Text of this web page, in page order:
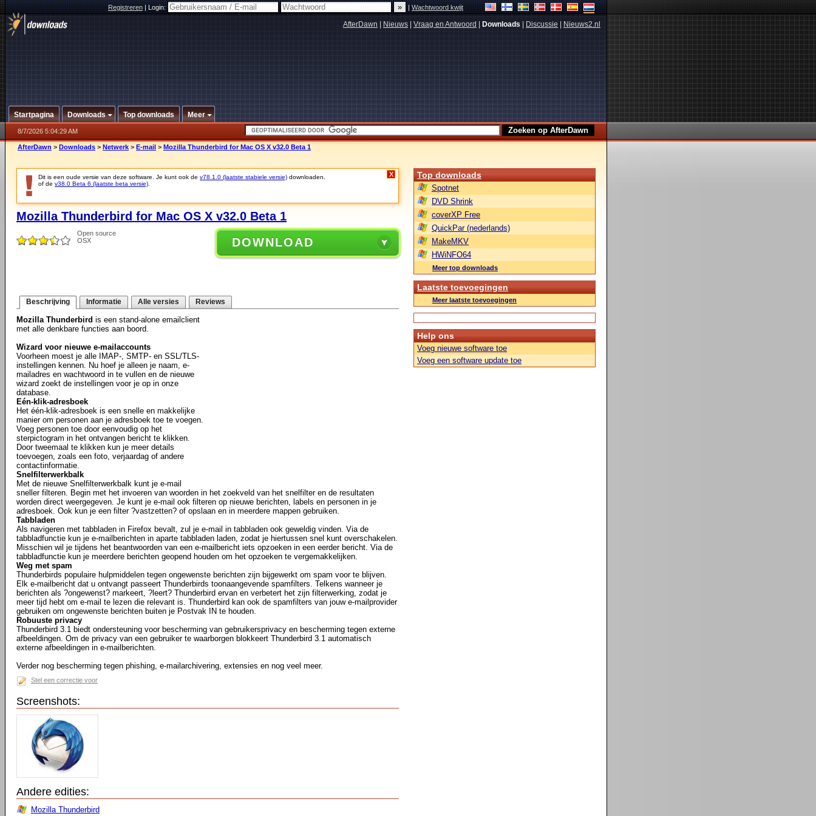
Registreren|Login: |Wachtwoord kwijt
AfterDawn Nieuws Vraag en Antwoord Downloads Discussie Nieuws2.nl
Startpagina Downloads Top downloads Meer
8/7/2026 5:04:29 AM
AfterDawn > Downloads > Netwerk > E-mail > Mozilla Thunderbird for Mac OS X v32.0 Beta 1
Dit is een oude versie van deze software. Je kunt ook de v78.1.0 (laatste stabiele versie) downloaden.
of de v38.0 Beta 6 (laatste beta versie)
X
Mozilla Thunderbird for Mac OS X v32.0 Beta 1
Open source
OSX
DOWNLOAD
Beschrijving Informatie Alle versies Reviews
Mozilla Thunderbird is een stand-alone emailclient
met alle denkbare functies aan boord.
Wizard voor nieuwe e-mailaccounts
Voorheen moest je alle IMAP-, SMTP- en SSL/TLS-
instellingen kennen. Nu hoef je alleen je naam, e-
mailadres en wachtwoord in te vullen en de nieuwe
wizard zoekt de instellingen voor je op in onze
database.
Eén-klik-adresboek
Het één-klik-adresboek is een snelle en makkelijke
manier om personen aan je adresboek toe te voegen.
Voeg personen toe door eenvoudig op het
sterpictogram in het ontvangen bericht te klikken.
Door tweemaal te klikken kun je meer details
toevoegen, zoals een foto, verjaardag of andere
contactinformatie.
Snelfilterwerkbalk
Met de nieuwe Snelfilterwerkbalk kunt je e-mail
sneller filteren. Begin met het invoeren van woorden in het zoekveld van het snelfilter en de resultaten
worden direct weergegeven. Je kunt je e-mail ook filteren op nieuwe berichten, labels en personen in je
adresboek. Ook kun je een filter ?vastzetten? of opslaan en in meerdere mappen gebruiken.
Tabbladen
Als navigeren met tabbladen in Firefox bevalt, zul je e-mail in tabbladen ook geweldig vinden. Via de
tabbladfunctie kun je e-mailberichten in aparte tabbladen laden, zodat je hiertussen snel kunt overschakelen.
Misschien wil je tijdens het beantwoorden van een e-mailbericht iets opzoeken in een eerder bericht. Via de
tabbladfunctie kun je meerdere berichten geopend houden om het opzoeken te vergemakkelijken.
Weg met spam
Thunderbirds populaire hulpmiddelen tegen ongewenste berichten zijn bijgewerkt om spam voor te blijven.
Elk e-mailbericht dat u ontvangt passeert Thunderbirds toonaangevende spamfilters. Telkens wanneer je
berichten als ?ongewenst? markeert, ?leert? Thunderbird ervan en verbetert het zijn filterwerking, zodat je
meer tijd hebt om e-mail te lezen die relevant is. Thunderbird kan ook de spamfilters van jouw e-mailprovider
gebruiken om ongewenste berichten buiten je Postvak IN te houden.
Robuuste privacy
Thunderbird 3.1 biedt ondersteuning voor bescherming van gebruikersprivacy en bescherming tegen externe
afbeeldingen. Om de privacy van een gebruiker te waarborgen blokkeert Thunderbird 3.1 automatisch
externe afbeeldingen in e-mailberichten.
Verder nog bescherming tegen phishing, e-mailarchivering, extensies en nog veel meer.
Stel een correctie voor
Screenshots:
Andere edities:
Mozilla Thunderbird
Top downloads
Spotnet
DVD Shrink
coverXP Free
QuickPar (nederlands)
MakeMKV
HWiNFO64
Meer top downloads
Laatste toevoegingen
Meer laatste toevoegingen
Help ons
Voeg nieuwe software toe
Voeg een software update toe